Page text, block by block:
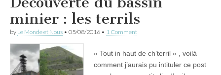
minier : les terrils
by Le Monde et Nous • 05/08/2016 • 1 Comment
« Tout in haut de ch’terril « , voilà
comment j’aurais pu intituler ce post